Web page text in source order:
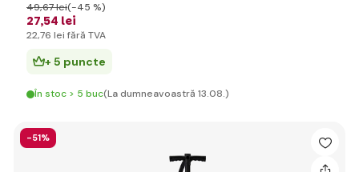
27,54 lei
49,67 lei(-45 %)
22,76 lei fără TVA
+ 5 puncte
În stoc > 5 buc(La dumneavoastră 13.08.)
-51%